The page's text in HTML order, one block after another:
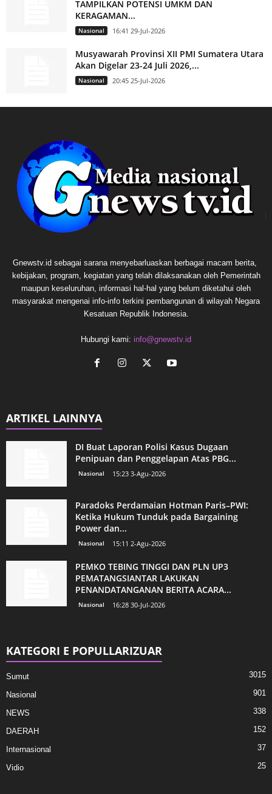
TAMPILKAN POTENSI UMKM DAN
KERAGAMAN...
Nasional 16:41 29-Jul-2026
Musyawarah Provinsi XII PMI Sumatera Utara
Akan Digelar 23-24 Juli 2026,...
Nasional 20:45 25-Jul-2026
Gnewstv.id sebagai sarana menyebarluaskan berbagai macam berita,
kebijakan, program, kegiatan yang telah dilaksanakan oleh Pemerintah
maupun keseluruhan, informasi hal-hal yang belum diketahui oleh
masyarakat mengenai info-info terkini pembangunan di wilayah Negara
Kesatuan Republik Indonesia.
Hubungi kami: info@gnewstv.id
ARTIKEL LAINNYA
DI Buat Laporan Polisi Kasus Dugaan
Penipuan dan Penggelapan Atas PBG...
Nasional 15:23 3-Agu-2026
Paradoks Perdamaian Hotman Paris–PWI:
Ketika Hukum Tunduk pada Bargaining
Power dan...
Nasional 15:11 2-Agu-2026
PEMKO TEBING TINGGI DAN PLN UP3
PEMATANGSIANTAR LAKUKAN
PENANDATANGANAN BERITA ACARA...
Nasional 16:28 30-Jul-2026
KATEGORI E POPULLARIZUAR
Sumut 3015
Nasional 901
NEWS 338
DAERAH 152
Internasional 37
Vidio 25